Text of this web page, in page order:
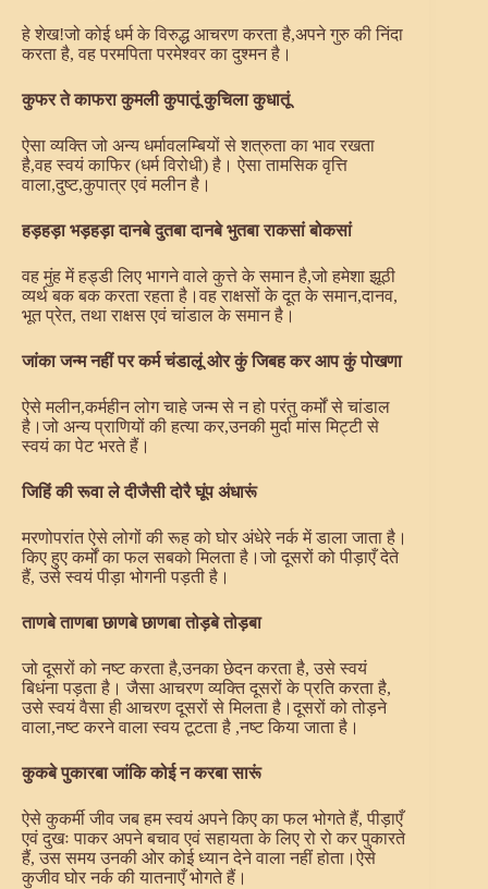
हे शेख!जो कोई धर्म के विरुद्ध आचरण करता है,अपने गुरु की निंदा
करता है, वह परमपिता परमेश्वर का दुश्मन है।
कुफर ते काफरा कुमली कुपातूं कुचिला कुधातूं
ऐसा व्यक्ति जो अन्य धर्मावलम्बियों से शत्रुता का भाव रखता
है,वह स्वयं काफिर (धर्म विरोधी) है। ऐसा तामसिक वृत्ति
वाला,दुष्ट,कुपात्र एवं मलीन है।
हड़हड़ा भड़हड़ा दानबे दुतबा दानबे भुतबा राकसां बोकसां
वह मुंह में हड्डी लिए भागने वाले कुत्ते के समान है,जो हमेशा झूठी
व्यर्थ बक बक करता रहता है।वह राक्षसों के दूत के समान,दानव,
भूत प्रेत, तथा राक्षस एवं चांडाल के समान है।
जांका जन्म नहीं पर कर्म चंडालूं ओर कुं जिबह कर आप कुं पोखणा
ऐसे मलीन,कर्महीन लोग चाहे जन्म से न हो परंतु कर्मों से चांडाल
है।जो अन्य प्राणियों की हत्या कर,उनकी मुर्दा मांस मिट्टी से
स्वयं का पेट भरते हैं।
जिहिं की रूवा ले दीजैसी दोरै घूंप अंधारूं
मरणोपरांत ऐसे लोगों की रूह को घोर अंधेरे नर्क में डाला जाता है।
किए हुए कर्मों का फल सबको मिलता है।जो दूसरों को पीड़ाएँ देते
हैं, उसे स्वयं पीड़ा भोगनी पड़ती है।
ताणबे ताणबा छाणबे छाणबा तोड़बे तोड़बा
जो दूसरों को नष्ट करता है,उनका छेदन करता है, उसे स्वयं
बिधंना पड़ता है। जैसा आचरण व्यक्ति दूसरों के प्रति करता है,
उसे स्वयं वैसा ही आचरण दूसरों से मिलता है।दूसरों को तोड़ने
वाला,नष्ट करने वाला स्वय टूटता है ,नष्ट किया जाता है।
कुकबे पुकारबा जांकि कोई न करबा सारूं
ऐसे कुकर्मी जीव जब हम स्वयं अपने किए का फल भोगते हैं, पीड़ाएँ
एवं दुखः पाकर अपने बचाव एवं सहायता के लिए रो रो कर पुकारते
हैं, उस समय उनकी ओर कोई ध्यान देने वाला नहीं होता।ऐसे
कुजीव घोर नर्क की यातनाएँ भोगते हैं।